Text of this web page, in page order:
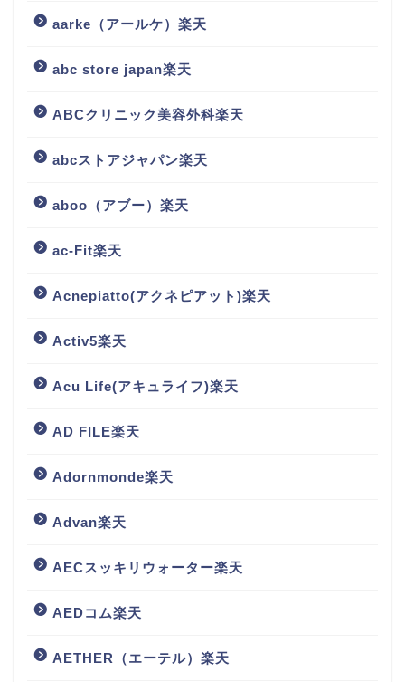
aarke（アールケ）楽天
abc store japan楽天
ABCクリニック美容外科楽天
abcストアジャパン楽天
aboo（アブー）楽天
ac-Fit楽天
Acnepiatto(アクネピアット)楽天
Activ5楽天
Acu Life(アキュライフ)楽天
AD FILE楽天
Adornmonde楽天
Advan楽天
AECスッキリウォーター楽天
AEDコム楽天
AETHER（エーテル）楽天